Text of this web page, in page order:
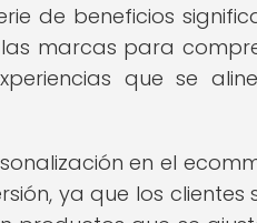
de beneficios
marcas para
que se
en el
ya que los